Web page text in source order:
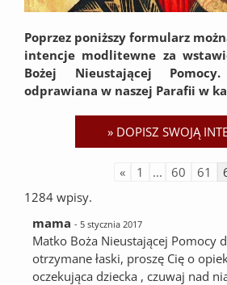
Poprzez poniższy formularz
intencje modlitewne za
Bożej Nieustającej
odprawiana w naszej Parafii w
« 1 ... 60 61
1284 wpisy.
mama - 5 stycznia 2017
Matko Boża Nieustającej Pomocy
otrzymane łaski, proszę Cię o
oczekująca dziecka , czuwaj nad